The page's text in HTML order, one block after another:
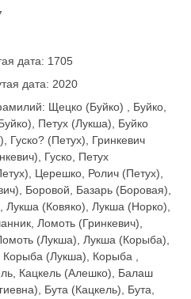
дата: 1705
дата: 2020
Щецко (Буйко) , Буйко,
Петух (Лукша), Буйко
Гуско? (Петух), Гринкевич
Гуско, Петух
Церешко, Ролич (Петух),
Боровой, Базарь (Боровая),
(Ковяко), Лукша (Норко),
Ломоть (Гринкевич),
(Лукша), Лукша (Корыба),
(Лукша), Корыба ,
Кацкель (Алешко), Балаш
Бута (Кацкель), Бута,